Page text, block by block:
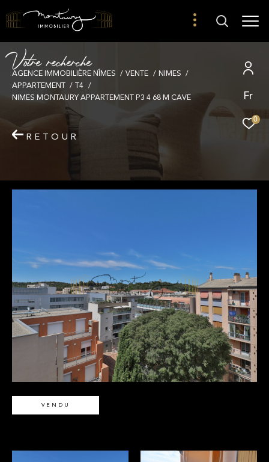
Fr
0
Votrerecherche
AGENCE IMMOBILIÈRE NÎMES VENTE
NIMES
APPARTEMENT
T4
NIMES MONTAURY APPARTEMENT P3 4 68 M CAVE
RETOUR
VENDU